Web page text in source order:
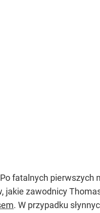
fatalnych pierwszych
jakie zawodnicy
. W przypadku